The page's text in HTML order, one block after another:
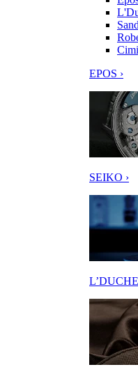
EPOS ›
SEIKO ›